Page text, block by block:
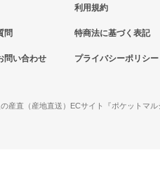
問
問い合わせ
利用規約
特商法に基づく表記
プライバシーポリシー
産直（産地直送）ECサイト『ポケットマル